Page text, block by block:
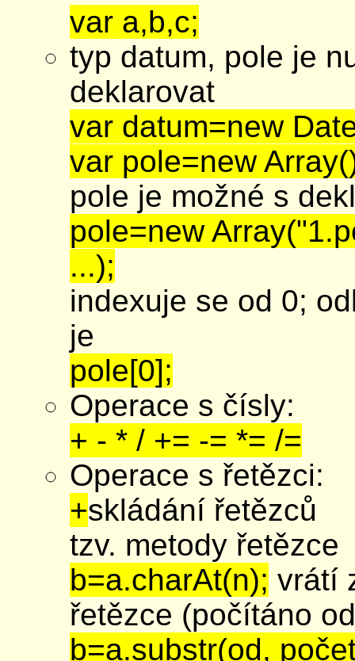
var a,b,c;
typ datum, pole je
deklarovat
var datum=new
var pole=new
pole je možné s
pole=new
...);
indexuje se od 0;
je
pole[0];
Operace s čísly:
+ - * / += -= *= /=
Operace s řetězci:
+skládání řetězců
tzv. metody řetězce
b=a.charAt(n); vrátí
řetězce (počítáno
b=a.substr(od,